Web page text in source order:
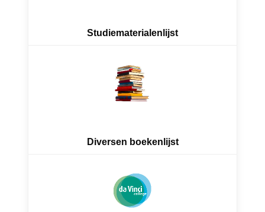
Studiematerialenlijst
Diversen boekenlijst